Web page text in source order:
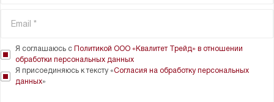
Я соглашаюсь с Политикой ООО «Квалитет Трейд» в отношении
обработки персональных данных
Я присоединяюсь к тексту «Согласия на обработку персональных
данных»